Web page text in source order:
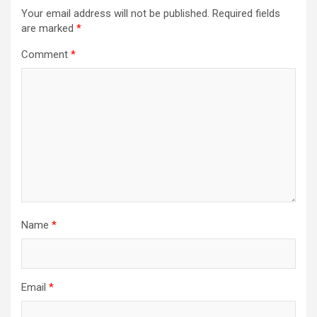
Your email address will not be published. Required fields
are marked *
Comment *
Name *
Email *